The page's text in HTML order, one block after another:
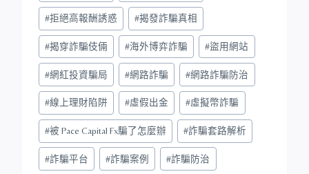
#拒絕高報酬誘惑 #揭發詐騙真相
#揭穿詐騙伎倆 #海外博弈詐騙 #盜用網站
#網紅投資騙局 #網路詐騙 #網路詐騙防治
#線上理財陷阱 #虛假出金 #虛擬幣詐騙
#被 Pace Capital Fx騙了怎麼辦 #詐騙套路解析
#詐騙平台 #詐騙案例 #詐騙防治